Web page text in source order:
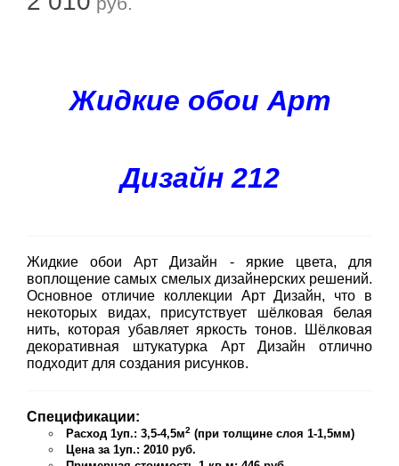
Жидкие обои Арт
Дизайн 212
Жидкие обои Арт Дизайн - яркие цвета, для
воплощение самых смелых дизайнерских решений.
Основное отличие коллекции Арт Дизайн, что в
некоторых видах, присутствует шёлковая белая
нить, которая убавляет яркость тонов. Шёлковая
декоративная штукатурка Арт Дизайн отлично
подходит для создания рисунков.
Спецификации:
Расход 1уп.: 3,5-4,5м2 (при толщине слоя 1-1,5мм)
Цена за 1уп.: 2010 руб.